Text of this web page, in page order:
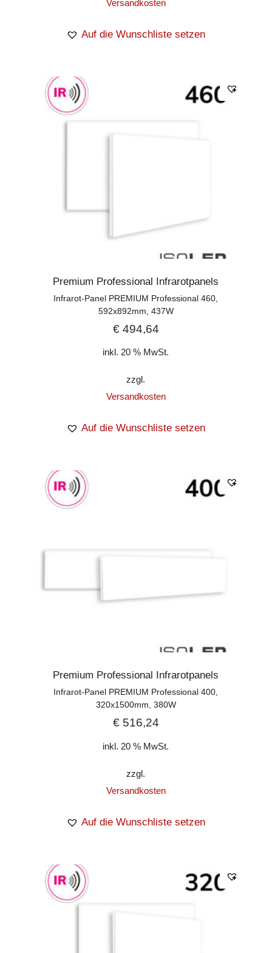
Versandkosten
Auf die Wunschliste setzen
Premium Professional Infrarotpanels
Infrarot-Panel PREMIUM Professional 460,
592x892mm, 437W
€494,64
inkl. 20 % MwSt.
zzgl.
Versandkosten
Auf die Wunschliste setzen
Premium Professional Infrarotpanels
Infrarot-Panel PREMIUM Professional 400,
320x1500mm, 380W
€516,24
inkl. 20 % MwSt.
zzgl.
Versandkosten
Auf die Wunschliste setzen